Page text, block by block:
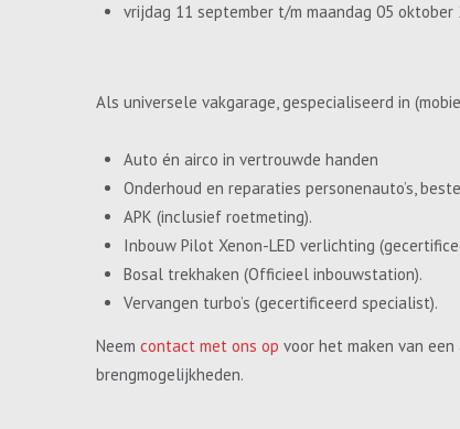
vrijdag 11 september t/m maandag 05 oktober
Als universele vakgarage, gespecialiseerd in
Auto én airco in vertrouwde handen
Onderhoud en reparaties personenauto’s,
APK (inclusief roetmeting).
Inbouw Pilot Xenon-LED verlichting
Bosal trekhaken (Officieel inbouwstation).
Vervangen turbo’s (gecertificeerd specialist).
Neem contact met ons op voor het maken van
brengmogelijkheden.